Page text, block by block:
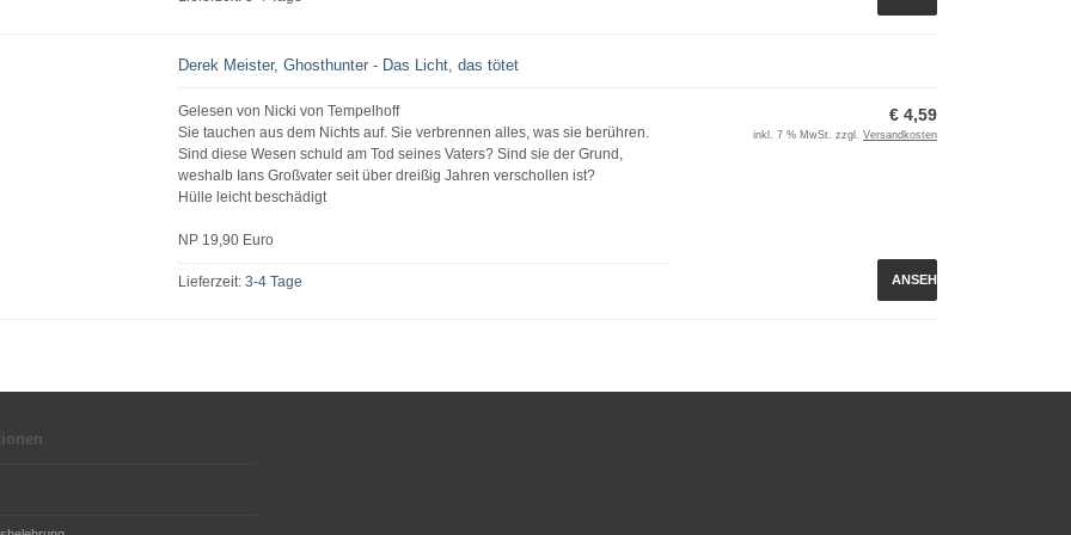
Derek Meister, Ghosthunter - Das Licht, das tötet
Gelesen von Nicki von Tempelhoff
Sie tauchen aus dem Nichts auf. Sie verbrennen alles, was sie berühren.
Sind diese Wesen schuld am Tod seines Vaters? Sind sie der Grund,
weshalb Ians Großvater seit über dreißig Jahren verschollen ist?
Hülle leicht beschädigt
NP 19,90 Euro
Lieferzeit:3-4 Tage
€ 4,59
inkl. 7 % MwSt. zzgl. Versandkosten
ANSEHEN